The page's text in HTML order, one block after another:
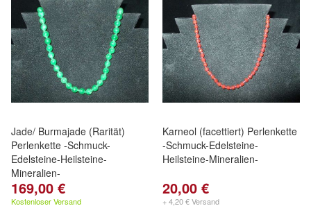
Jade/ Burmajade (Rarität)
Perlenkette -Schmuck-
Edelsteine-Heilsteine-
Mineralien-
169,00 €
Kostenloser Versand
Karneol (facettiert) Perlenkette
-Schmuck-Edelsteine-
Heilsteine-Mineralien-
20,00 €
+ 4,20 € Versand